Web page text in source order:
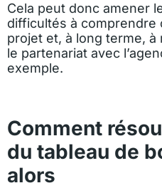
Cela peut donc amener
difficultés à comprendre
projet et, à long terme,
le partenariat avec
exemple.
Comment
du tableau de
alors